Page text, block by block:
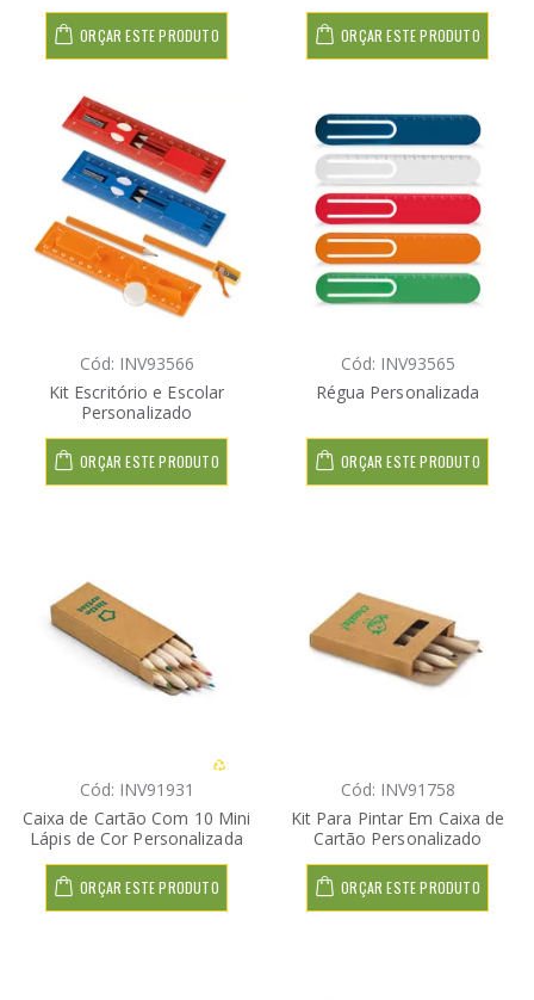
ORÇAR ESTE PRODUTO ORÇAR ESTE PRODUTO
Cód: INV93566
Kit Escritório e Escolar
Personalizado
ORÇAR ESTE PRODUTO
Cód: INV93565
Régua Personalizada
ORÇAR ESTE PRODUTO
Cód: INV91931
Caixa de Cartão Com 10 Mini
Lápis de Cor Personalizada
ORÇAR ESTE PRODUTO
Cód: INV91758
Kit Para Pintar Em Caixa de
Cartão Personalizado
ORÇAR ESTE PRODUTO